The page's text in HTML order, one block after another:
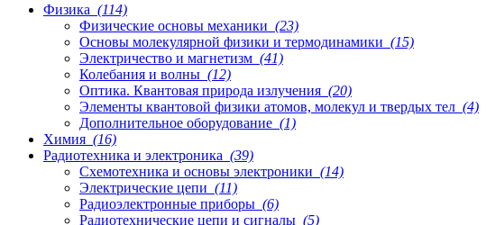
Физика (114)
Физические основы механики (23)
Основы молекулярной физики и термодинамики (15)
Электричество и магнетизм (41)
Колебания и волны (12)
Оптика. Квантовая природа излучения (20)
Элементы квантовой физики атомов, молекул и твердых тел (4)
Дополнительное оборудование (1)
Химия (16)
Радиотехника и электроника (39)
Схемотехника и основы электроники (14)
Электрические цепи (11)
Радиоэлектронные приборы (6)
Радиотехнические цепи и сигналы (5)